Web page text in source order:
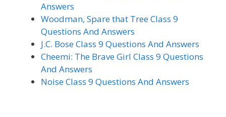
Answers
Woodman, Spare that Tree Class 9
Questions And Answers
J.C. Bose Class 9 Questions And Answers
Cheemi: The Brave Girl Class 9 Questions
And Answers
Noise Class 9 Questions And Answers